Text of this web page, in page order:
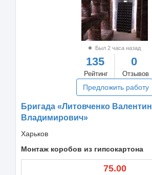
Был 2 часа назад
135
Рейтинг
0
Отзывов
Предложить работу
Бригада «Литовченко Валентин
Владимирович»
Харьков
Монтаж коробов из гипсокартона
75.00